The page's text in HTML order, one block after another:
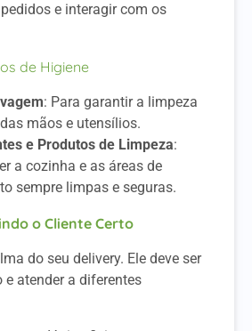
e interagir com os
de Higiene
: Para garantir a limpeza
mãos e utensílios.
e Produtos de Limpeza:
a cozinha e as áreas de
sempre limpas e seguras.
o Cliente Certo
do seu delivery. Ele deve ser
e atender a diferentes